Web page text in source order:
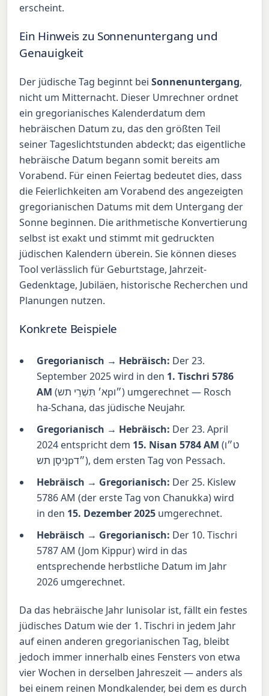
erscheint.
Ein Hinweis zu Sonnenuntergang und
Genauigkeit
Der jüdische Tag beginnt beiSonnenuntergang,
nicht um Mitternacht. Dieser Umrechner ordnet
ein gregorianisches Kalenderdatum dem
hebräischen Datum zu, das den größten Teil
seiner Tageslichtstunden abdeckt; das eigentliche
hebräische Datum begann somit bereits am
Vorabend. Für einen Feiertag bedeutet dies, dass
die Feierlichkeiten am Vorabend des angezeigten
gregorianischen Datums mit dem Untergang der
Sonne beginnen. Die arithmetische Konvertierung
selbst ist exakt und stimmt mit gedruckten
jüdischen Kalendern überein. Sie können dieses
Tool verlässlich für Geburtstage, Jahrzeit-
Gedenktage, Jubiläen, historische Recherchen und
Planungen nutzen.
Konkrete Beispiele
Gregorianisch → Hebräisch: Der 23.
September 2025 wird in den 1. Tischri 5786
AM ( א׳ תִּשְׁרֵי תשp״ו) umgerechnet — Rosch
ha-Schana, das jüdische Neujahr.
Gregorianisch → Hebräisch: Der 23. April
2024 entspricht dem 15. Nisan 5784 AM (ט״ו
נִיסָן תשp״ד), dem ersten Tag von Pessach.
Hebräisch → Gregorianisch: Der 25. Kislew
5786 AM (der erste Tag von Chanukka) wird
in den 15. Dezember 2025 umgerechnet.
Hebräisch → Gregorianisch: Der 10. Tischri
5787 AM (Jom Kippur) wird in das
entsprechende herbstliche Datum im Jahr
2026 umgerechnet.
Da das hebräische Jahr lunisolar ist, fällt ein festes
jüdisches Datum wie der 1. Tischri in jedem Jahr
auf einen anderen gregorianischen Tag, bleibt
jedoch immer innerhalb eines Fensters von etwa
vier Wochen in derselben Jahreszeit — anders als
bei einem reinen Mondkalender, bei dem es durch